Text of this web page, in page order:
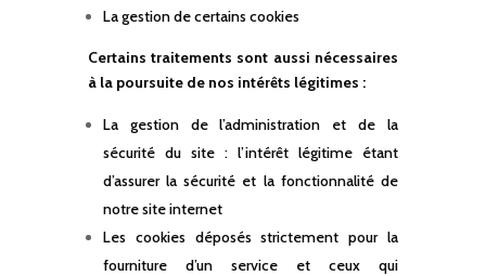
La gestion de certains cookies
Certains traitements sont aussi nécessaires
à la poursuite de nos intérêts légitimes :
La gestion de l’administration et de la
sécurité du site : l’intérêt légitime étant
d’assurer la sécurité et la fonctionnalité de
notre site internet
Les cookies déposés strictement pour la
fourniture d’un service et ceux qui